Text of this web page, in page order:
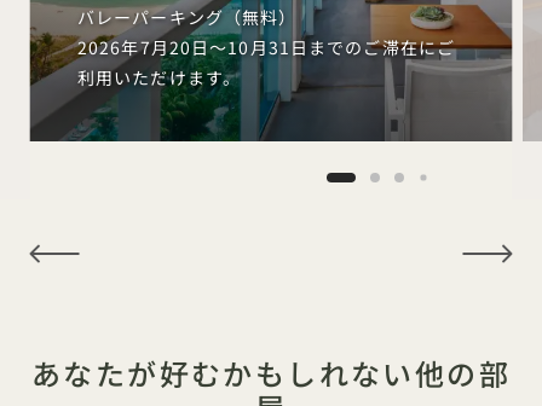
バレーパーキング（無料）
2026年7月20日～10月31日までのご滞在にご
利用いただけます。
あなたが好むかもしれない他の部